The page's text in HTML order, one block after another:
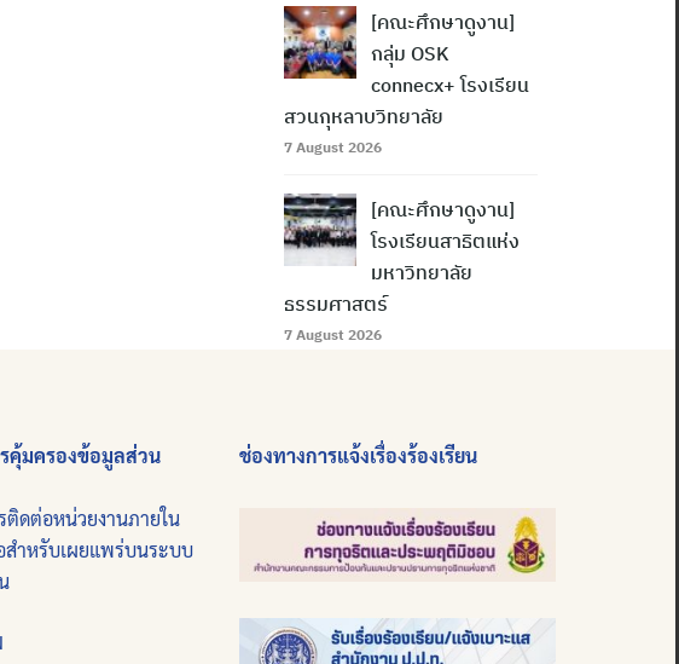
[คณะศึกษาดูงาน]
กลุ่ม OSK
connecx+ โรงเรียน
สวนกุหลาบวิทยาลัย
7 August 2026
[คณะศึกษาดูงาน]
โรงเรียนสาธิตแห่ง
มหาวิทยาลัย
ธรรมศาสตร์
7 August 2026
คุ้มครองข้อมูลส่วน
ติดต่อหน่วยงานภายใน
สำหรับเผยแพร่บนระบบ
ช่องทางการแจ้งเรื่องร้องเรียน